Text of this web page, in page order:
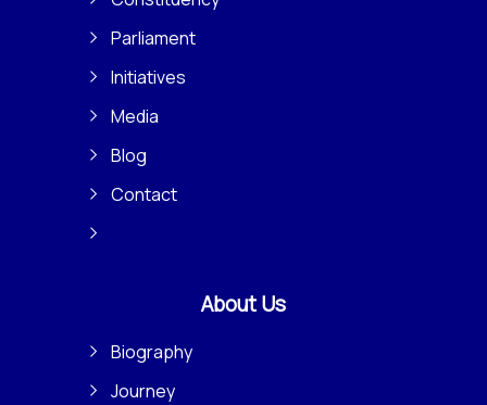
Parliament
Initiatives
Media
Blog
Contact
About Us
Biography
Journey